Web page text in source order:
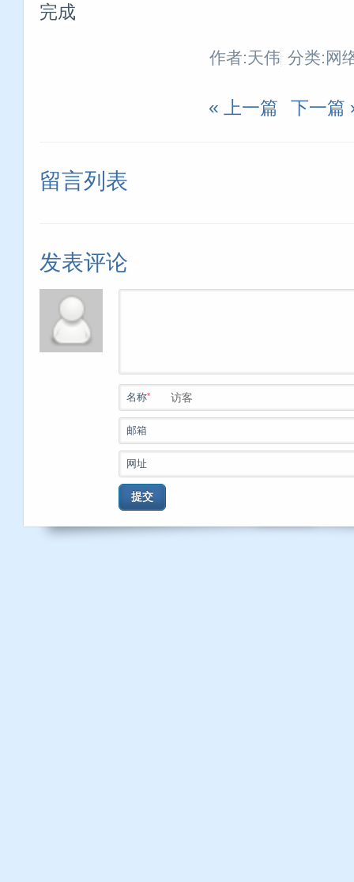
完成
作者:天伟 分类:网
« 上一篇 下一篇
留言列表
发表评论
名称*
邮箱
网址
提交